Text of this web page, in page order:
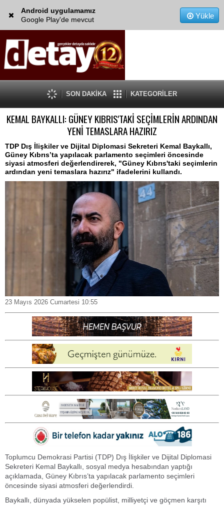
Android uygulamamız
Google Play'de mevcut
Yükle
SON DAKİKA KATEGORİLER
KEMAL BAYKALLI: GÜNEY KIBRIS'TAKİ SEÇİMLERİN ARDINDAN
YENİ TEMASLARA HAZIRIZ
TDP Dış İlişkiler ve Dijital Diplomasi Sekreteri Kemal Baykallı,
Güney Kıbrıs’ta yapılacak parlamento seçimleri öncesinde
siyasi atmosferi değerlendirerek, "Güney Kıbrıs'taki seçimlerin
ardından yeni temaslara hazırız" ifadelerini kullandı.
23 Mayıs 2026 Cumartesi 10:55
Toplumcu Demokrasi Partisi (TDP) Dış İlişkiler ve Dijital Diplomasi
Sekreteri Kemal Baykallı, sosyal medya hesabından yaptığı
açıklamada, Güney Kıbrıs’ta yapılacak parlamento seçimleri
öncesinde siyasi atmosferi değerlendirdi.
Baykallı, dünyada yükselen popülist, milliyetçi ve göçmen karşıtı